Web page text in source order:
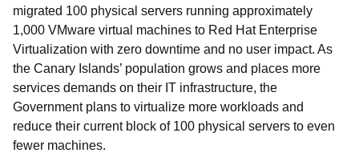
migrated 100 physical servers running approximately
1,000 VMware virtual machines to Red Hat Enterprise
Virtualization with zero downtime and no user impact. As
the Canary Islands’ population grows and places more
services demands on their IT infrastructure, the
Government plans to virtualize more workloads and
reduce their current block of 100 physical servers to even
fewer machines.